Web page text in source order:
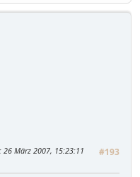
#193
: 26 März 2007, 15:23:11